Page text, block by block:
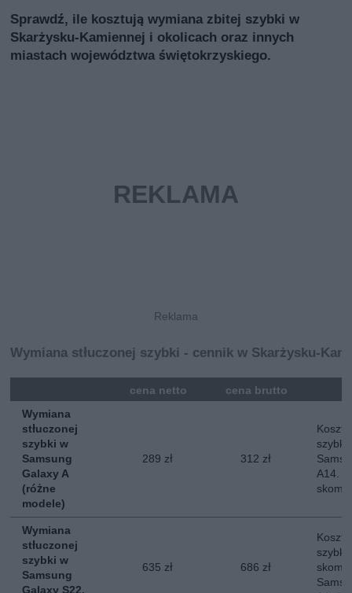
Sprawdź, ile kosztują wymiana zbitej szybki w
Skarżysku-Kamiennej i okolicach oraz innych
miastach województwa świętokrzyskiego.
Wymiana stłuczonej szybki - cennik w Skarżysku-
cena netto cena brutto
Wymiana
stłuczonej
szybki w
Samsung
Galaxy A
(różne
modele)
289 zł 312 zł
Koszt
szybki
A14.
Wymiana
stłuczonej
szybki w
Samsung
Galaxy S22,
635 zł 686 zł
Koszt